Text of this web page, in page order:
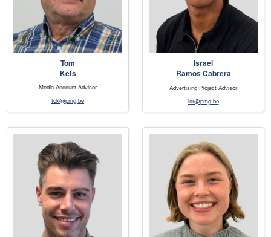
Tom
Kets
Media Account Advisor
tok@pmg.be
Israel
Ramos Cabrera
Advertising Project Advisor
isr@pmg.be